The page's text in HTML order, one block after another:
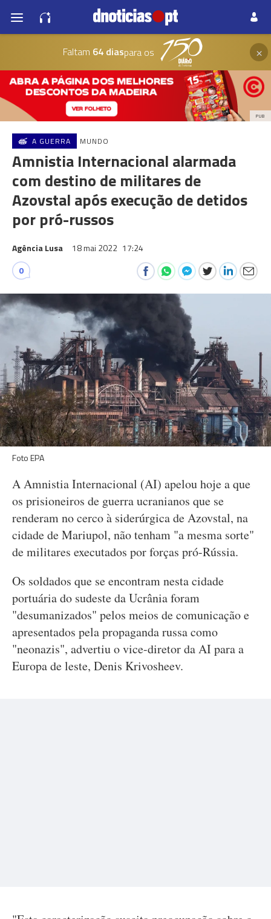
Faltam 64 diaspara os ×
PUB
A GUERRA MUNDO
Amnistia Internacional alarmada
com destino de militares de
Azovstal após execução de detidos
por pró-russos
Agência Lusa 18 mai 2022 17:24
0
Foto EPA
A Amnistia Internacional (AI) apelou hoje a que
os prisioneiros de guerra ucranianos que se
renderam no cerco à siderúrgica de Azovstal, na
cidade de Mariupol, não tenham "a mesma sorte"
de militares executados por forças pró-Rússia.
Os soldados que se encontram nesta cidade
portuária do sudeste da Ucrânia foram
"desumanizados" pelos meios de comunicação e
apresentados pela propaganda russa como
"neonazis", advertiu o vice-diretor da AI para a
Europa de leste, Denis Krivosheev.